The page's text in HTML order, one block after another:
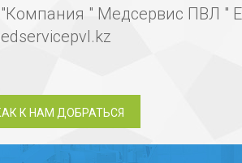
" Медсервис ПВЛ "
К НАМ ДОБРАТЬСЯ